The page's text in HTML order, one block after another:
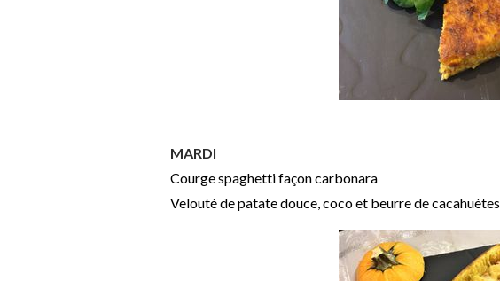
MARDI
Courge spaghetti façon carbonara
Velouté de patate douce, coco et beurre de cacahuètes